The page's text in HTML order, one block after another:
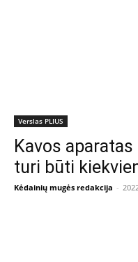
Verslas PLIUS
Kavos
turi būti
Kėdainių mugės redakcija -